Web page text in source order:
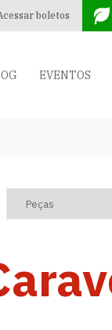
boletos
EVENTOS